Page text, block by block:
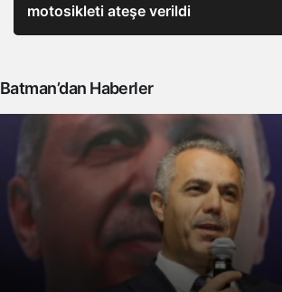
motosikleti ateşe verildi
Batman’dan Haberler